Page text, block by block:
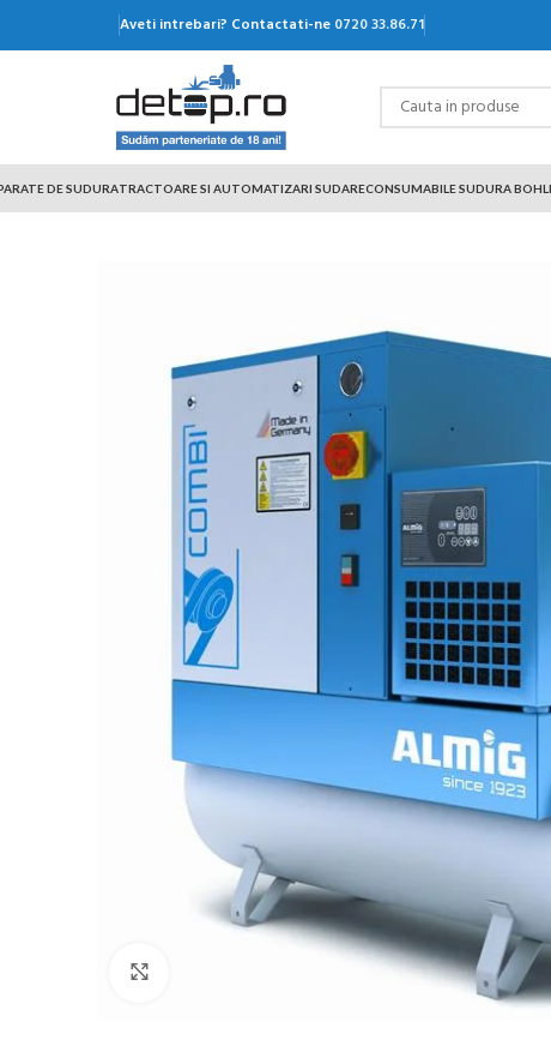
Aveti intrebari? Contactati-ne 0720 33.86.71
DE SUDURATRACTOARE SI AUTOMATIZARI SUDARECONSUMABILE SUDURA